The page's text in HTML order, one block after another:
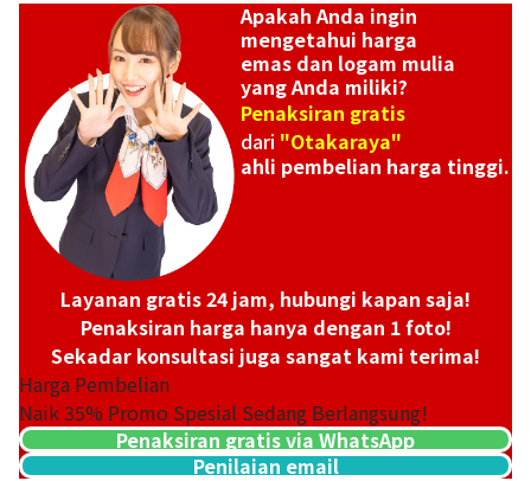
Apakah Anda ingin
mengetahui harga
emas dan logam mulia
yang Anda miliki?
Penaksiran gratis
dari "Otakaraya"
ahli pembelian harga tinggi.
Layanan gratis 24 jam, hubungi kapan saja!
Penaksiran harga hanya dengan 1 foto!
Sekadar konsultasi juga sangat kami terima!
Harga Pembelian
Naik35% Promo Spesial Sedang Berlangsung!
Penaksiran gratis via WhatsApp
Penilaian email